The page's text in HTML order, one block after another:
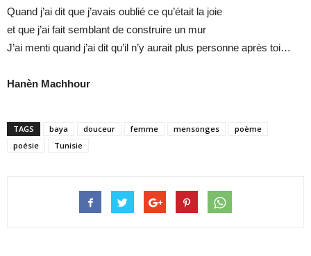
Quand j’ai dit que j’avais oublié ce qu’était la joie
et que j’ai fait semblant de construire un mur
J’ai menti quand j’ai dit qu’il n’y aurait plus personne après toi…
Hanèn Machhour
TAGS baya douceur femme mensonges
poème
poésie
Tunisie